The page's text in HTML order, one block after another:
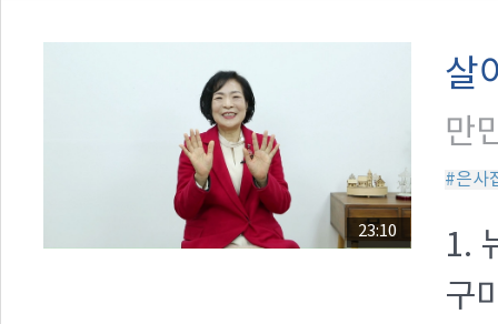
23:10
살
만
#은사
1.
구